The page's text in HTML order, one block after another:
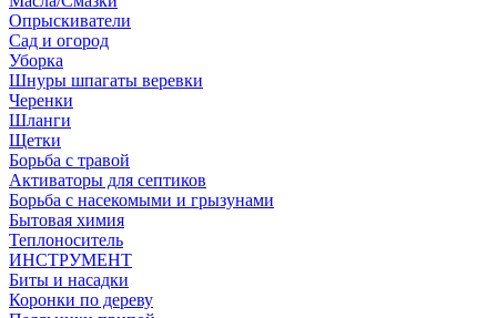
Опрыскиватели
Сад и огород
Уборка
Шнуры шпагаты веревки
Черенки
Шланги
Щетки
Борьба с травой
Активаторы для септиков
Борьба с насекомыми и грызунами
Бытовая химия
Теплоноситель
ИНСТРУМЕНТ
Биты и насадки
Коронки по дереву